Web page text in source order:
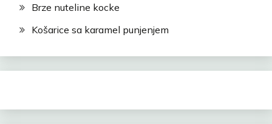
Brze nuteline kocke
Košarice sa karamel punjenjem